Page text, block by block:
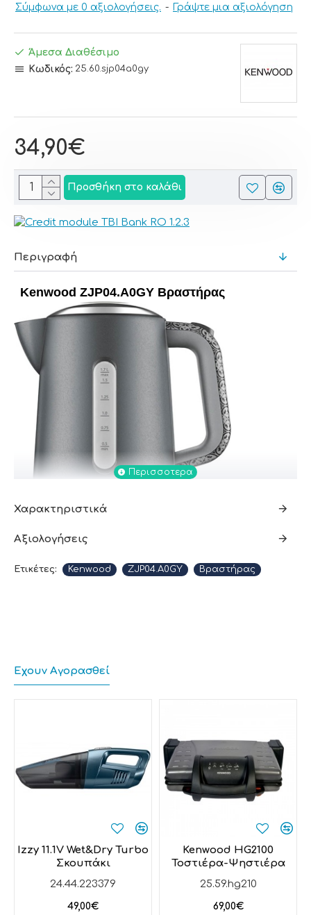
Σύμφωνα με 0 αξιολογήσεις. - Γράψτε μια αξιολόγηση
34,90€
Άμεσα Διαθέσιμο
Κωδικός: 25.60.sjp04a0gy
Προσθήκη στο καλάθι
Περιγραφή
Kenwood ZJP04.A0GY Βραστήρας
Εμπνευσμένο από τα διάσημα διακοσμητικά
Υλικό σώματος: Πλαστικό
Βάρος:0,99kg
Βάση 360 μοιρών: Ναι
Boil dry protection : Ναι
Κρυφό στοιχείο: Ναι
Χώρος φύλαξης καλωδίου: Ναι
Φίλτρο για τα άλατα: Ναι
Ένδειξη ενεργοποίησης/ απενεργοποίησης: Ναι
Ένδειξη στάθμης νερού: Ναι
Χωρητικότητα:1,7L
Χαρακτηριστικά
Αξιολογήσεις
Ετικέτες: Kenwood ZJP04.A0GY Βραστήρας
Έχουν Αγορασθεί
24.44.223379
Izzy 11.1V Wet&Dry Turbo
Σκουπάκι
49,00€
25.59.hg210
Kenwood HG2100
Τοστιέρα-Ψηστιέρα
69,00€